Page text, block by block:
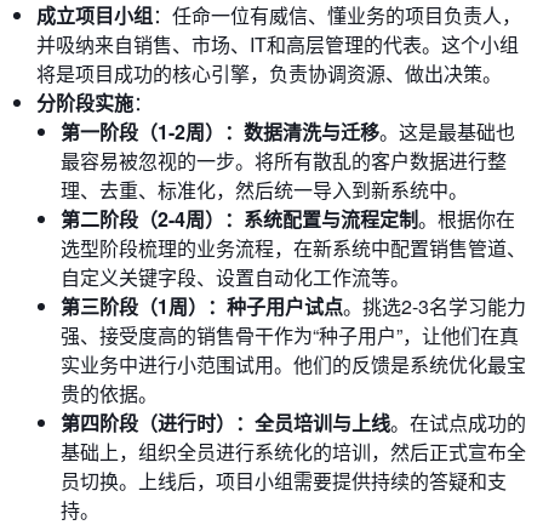
成立项目小组：任命一位有威信、懂业务的项目负责人，
并吸纳来自销售、市场、IT和高层管理的代表。这个小组
将是项目成功的核心引擎，负责协调资源、做出决策。
分阶段实施：
第一阶段（1-2周）：数据清洗与迁移。这是最基础也
最容易被忽视的一步。将所有散乱的客户数据进行整
理、去重、标准化，然后统一导入到新系统中。
第二阶段（2-4周）：系统配置与流程定制。根据你在
选型阶段梳理的业务流程，在新系统中配置销售管道、
自定义关键字段、设置自动化工作流等。
第三阶段（1周）：种子用户试点。挑选2-3名学习能力
强、接受度高的销售骨干作为“种子用户”，让他们在真
实业务中进行小范围试用。他们的反馈是系统优化最宝
贵的依据。
第四阶段（进行时）：全员培训与上线。在试点成功的
基础上，组织全员进行系统化的培训，然后正式宣布全
员切换。上线后，项目小组需要提供持续的答疑和支
持。